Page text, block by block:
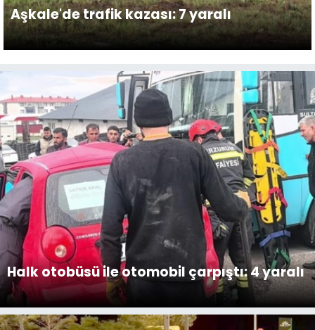
Aşkale'de trafik kazası: 7 yaralı
Halk otobüsü ile otomobil çarpıştı: 4 yaralı